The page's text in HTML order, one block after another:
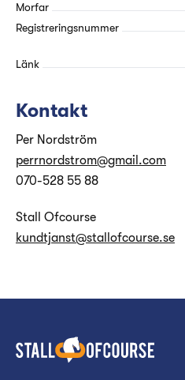
Morfar
Registreringsnummer
Länk
Kontakt
Per Nordström
perrnordstrom@gmail.com
070-528 55 88
Stall Ofcourse
kundtjanst@stallofcourse.se